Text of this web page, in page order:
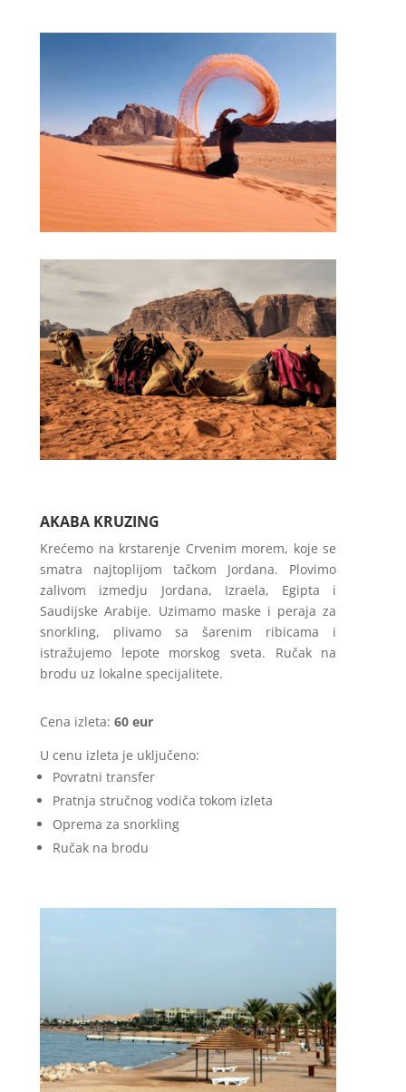
AKABA KRUZING
Krećemo na krstarenje Crvenim morem, koje se
smatra najtoplijom tačkom Jordana. Plovimo
zalivom izmedju Jordana, Izraela, Egipta i
Saudijske Arabije. Uzimamo maske i peraja za
snorkling, plivamo sa šarenim ribicama i
istražujemo lepote morskog sveta. Ručak na
brodu uz lokalne specijalitete.
Cena izleta:60 eur
U cenu izleta je uključeno:
Povratni transfer
Pratnja stručnog vodiča tokom izleta
Oprema za snorkling
Ručak na brodu